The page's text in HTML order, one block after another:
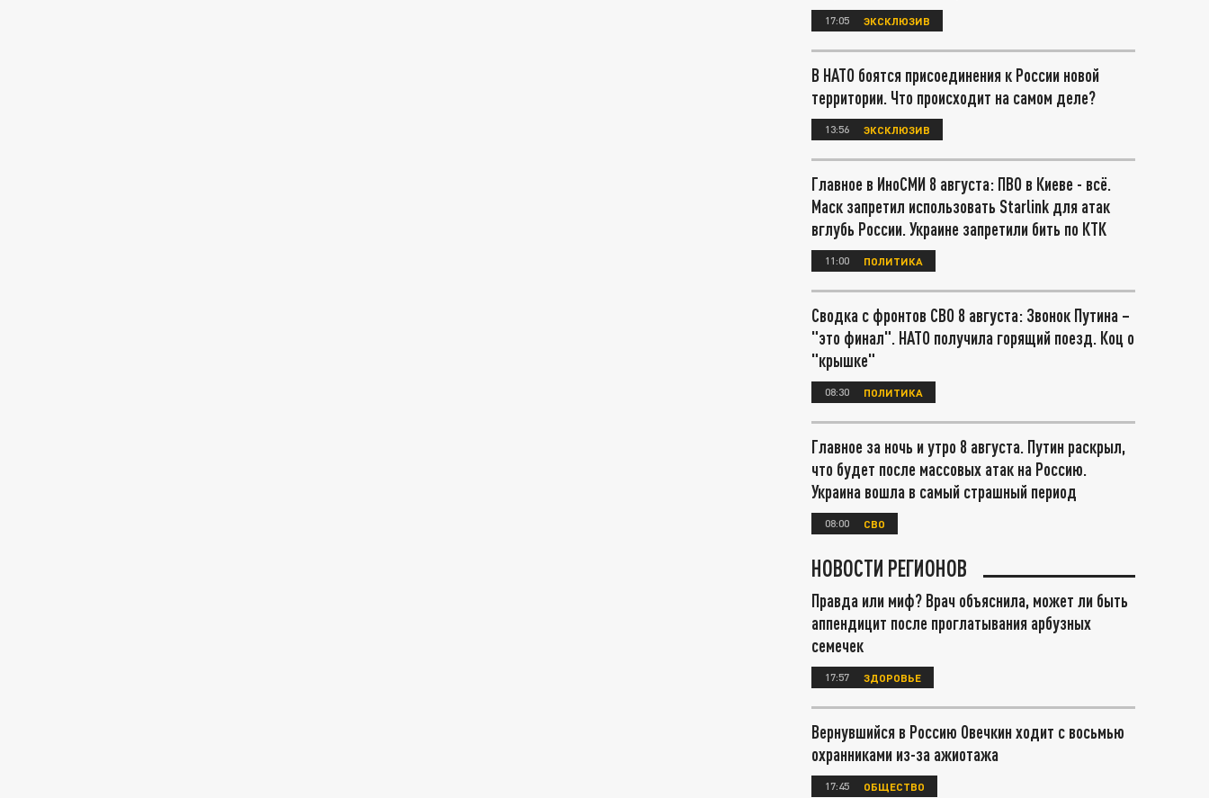
17:05 ЭКСКЛЮЗИВ
В НАТО боятся присоединения к России новой
территории. Что происходит на самом деле?
13:56 ЭКСКЛЮЗИВ
Главное в ИноСМИ 8 августа: ПВО в Киеве - всё.
Маск запретил использовать Starlink для атак
вглубь России. Украине запретили бить по КТК
11:00 ПОЛИТИКА
Сводка с фронтов СВО 8 августа: Звонок Путина –
"это финал". НАТО получила горящий поезд. Коц о
"крышке"
08:30 ПОЛИТИКА
Главное за ночь и утро 8 августа. Путин раскрыл,
что будет после массовых атак на Россию.
Украина вошла в самый страшный период
08:00 СВО
НОВОСТИ РЕГИОНОВ
Правда или миф? Врач объяснила, может ли быть
аппендицит после проглатывания арбузных
семечек
17:57 ЗДОРОВЬЕ
Вернувшийся в Россию Овечкин ходит с восьмью
охранниками из-за ажиотажа
17:45 ОБЩЕСТВО